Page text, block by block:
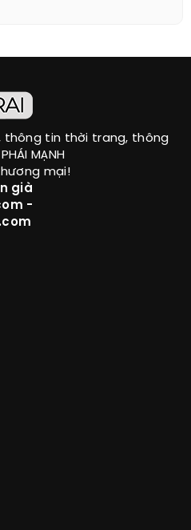
thông tin thời trang, thông
MẠNH
mại!
già
-